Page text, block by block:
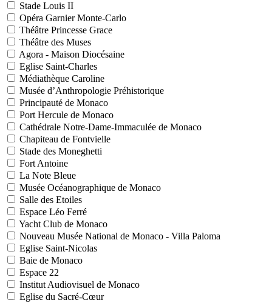
Stade Louis II
Opéra Garnier Monte-Carlo
Théâtre Princesse Grace
Théâtre des Muses
Agora - Maison Diocésaine
Eglise Saint-Charles
Médiathèque Caroline
Musée d’Anthropologie Préhistorique
Principauté de Monaco
Port Hercule de Monaco
Cathédrale Notre-Dame-Immaculée de Monaco
Chapiteau de Fontvielle
Stade des Moneghetti
Fort Antoine
La Note Bleue
Musée Océanographique de Monaco
Salle des Etoiles
Espace Léo Ferré
Yacht Club de Monaco
Nouveau Musée National de Monaco - Villa Paloma
Eglise Saint-Nicolas
Baie de Monaco
Espace 22
Institut Audiovisuel de Monaco
Eglise du Sacré-Cœur